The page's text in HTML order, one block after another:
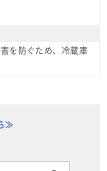
を防ぐため、冷蔵庫
≫